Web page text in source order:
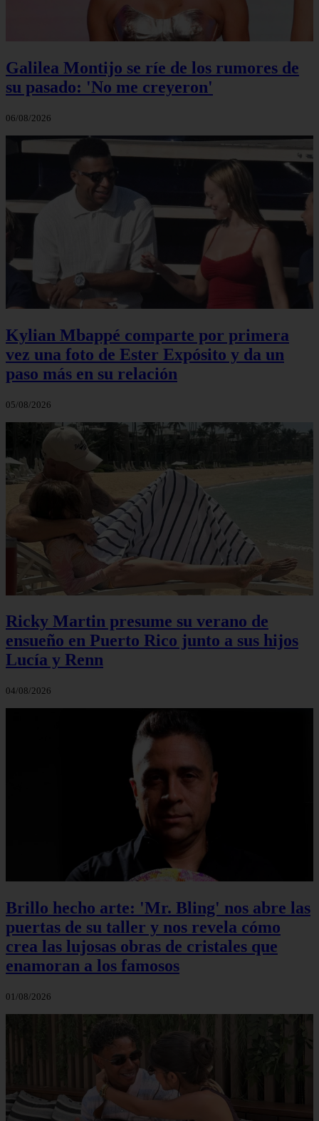
Galilea Montijo se ríe de los rumores de
su pasado: 'No me creyeron'
06/08/2026
Kylian Mbappé comparte por primera
vez una foto de Ester Expósito y da un
paso más en su relación
05/08/2026
Ricky Martin presume su verano de
ensueño en Puerto Rico junto a sus hijos
Lucía y Renn
04/08/2026
Brillo hecho arte: 'Mr. Bling' nos abre las
puertas de su taller y nos revela cómo
crea las lujosas obras de cristales que
enamoran a los famosos
01/08/2026